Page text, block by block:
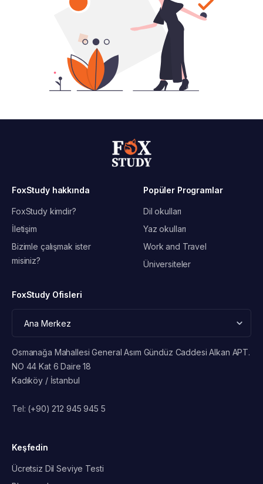
FoxStudy hakkında
FoxStudy kimdir?
İletişim
Bizimle çalışmak ister
misiniz?
Popüler Programlar
Dil okulları
Yaz okulları
Work and Travel
Üniversiteler
FoxStudy Ofisleri
Osmanağa Mahallesi General Asım Gündüz Caddesi Alkan APT.
NO 44 Kat 6 Daire 18
Kadıköy / İstanbul
Tel: (+90) 212 945 945 5
Keşfedin
Ücretsiz Dil Seviye Testi